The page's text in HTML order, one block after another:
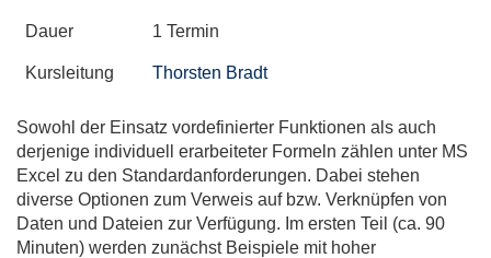
Dauer 1 Termin
Kursleitung Thorsten Bradt
Sowohl der Einsatz vordefinierter Funktionen als auch
derjenige individuell erarbeiteter Formeln zählen unter MS
Excel zu den Standardanforderungen. Dabei stehen
diverse Optionen zum Verweis auf bzw. Verknüpfen von
Daten und Dateien zur Verfügung. Im ersten Teil (ca. 90
Minuten) werden zunächst Beispiele mit hoher